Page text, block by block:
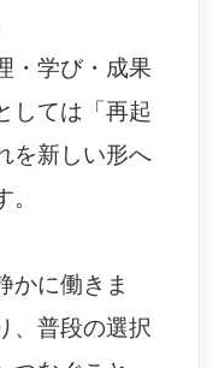
・学び・成果
しては「再起
を新しい形へ
かに働きま
、普段の選択